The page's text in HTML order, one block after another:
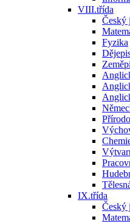
VIII.třída
Český
Fyzika
IX.třída
Český